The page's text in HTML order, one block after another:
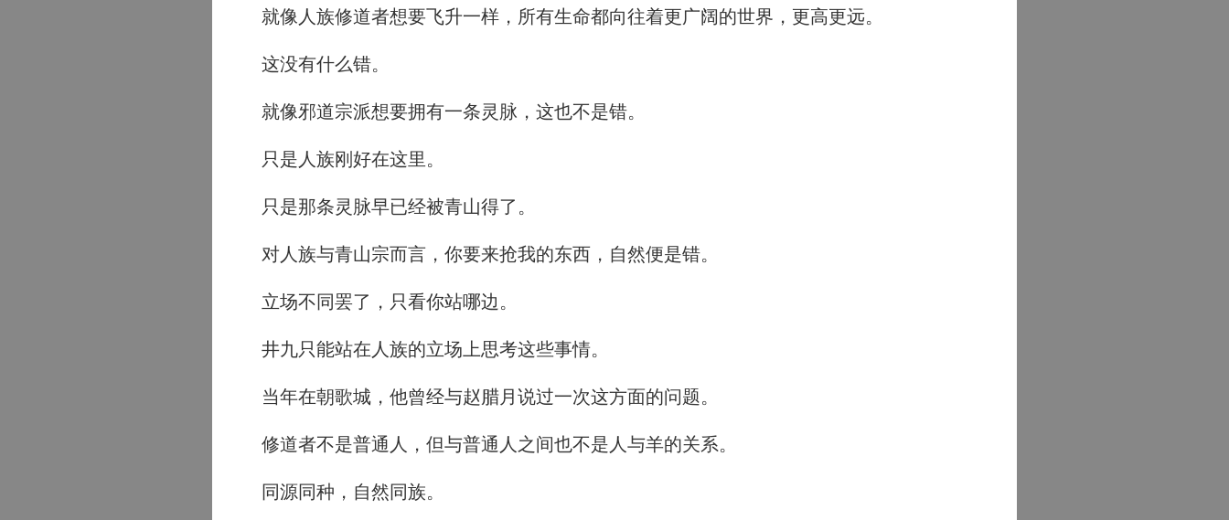
就像人族修道者想要飞升一样，所有生命都向往着更广阔的世界，更高更远。
这没有什么错。
就像邪道宗派想要拥有一条灵脉，这也不是错。
只是人族刚好在这里。
只是那条灵脉早已经被青山得了。
对人族与青山宗而言，你要来抢我的东西，自然便是错。
立场不同罢了，只看你站哪边。
井九只能站在人族的立场上思考这些事情。
当年在朝歌城，他曾经与赵腊月说过一次这方面的问题。
修道者不是普通人，但与普通人之间也不是人与羊的关系。
同源同种，自然同族。